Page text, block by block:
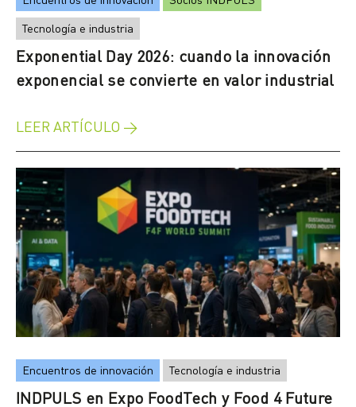
Tecnología e industria
Exponential Day 2026: cuando la innovación
exponencial se convierte en valor industrial
LEER ARTÍCULO →
Encuentros de innovación Tecnología e industria
INDPULS en Expo FoodTech y Food 4 Future